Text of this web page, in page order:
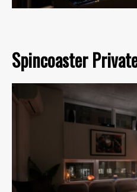
Spincoaster